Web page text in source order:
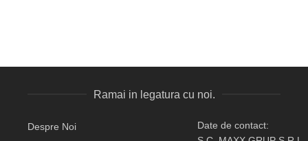
Ramai in legatura cu noi.
Despre Noi
Date de contact: